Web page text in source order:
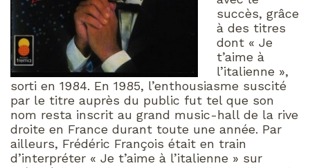
succès, grâce
à des titres
dont « Je
t’aime à
l’italienne »,
sorti en 1984. En 1985, l’enthousiasme suscité
par le titre auprès du public fut tel que son
nom resta inscrit au grand music-hall de la rive
droite en France durant toute une année. Par
ailleurs, Frédéric François était en train
d’interpréter « Je t’aime à l’italienne » sur